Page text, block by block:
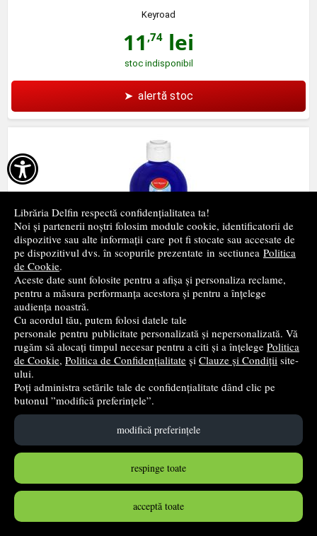

Librăria Delfin respectă confidențialitatea ta!
Noi și partenerii noștri folosim module cookie, identificatorii de
dispozitive sau alte informații care pot fi stocate sau accesate de
pe dispozitivul dvs. în scopurile prezentate in sectiunea Politica
de Cookie.
Aceste date sunt folosite pentru a afișa și personaliza reclame,
pentru a măsura performanța acestora și pentru a înțelege
audiența noastră.
Cu acordul tău, putem folosi datele tale
personale pentru publicitate personalizată și nepersonalizată. Vă
rugăm să alocați timpul necesar pentru a citi și a înțelege Politica
de Cookie, Politica de Confidențialitate și Clauze și Condiții site-
ului.
Poți administra setările tale de confidențialitate dând clic pe
butonul ”modifică preferințele”.
modifică preferințele
respinge toate
acceptă toate
Keyroad
11 ,74 lei
stoc indisponibil
➤ alertă stoc
Culori tempera Keyroad, 300ml, albastru
11,74lei
stoc indisponibil
➤ alertă stoc